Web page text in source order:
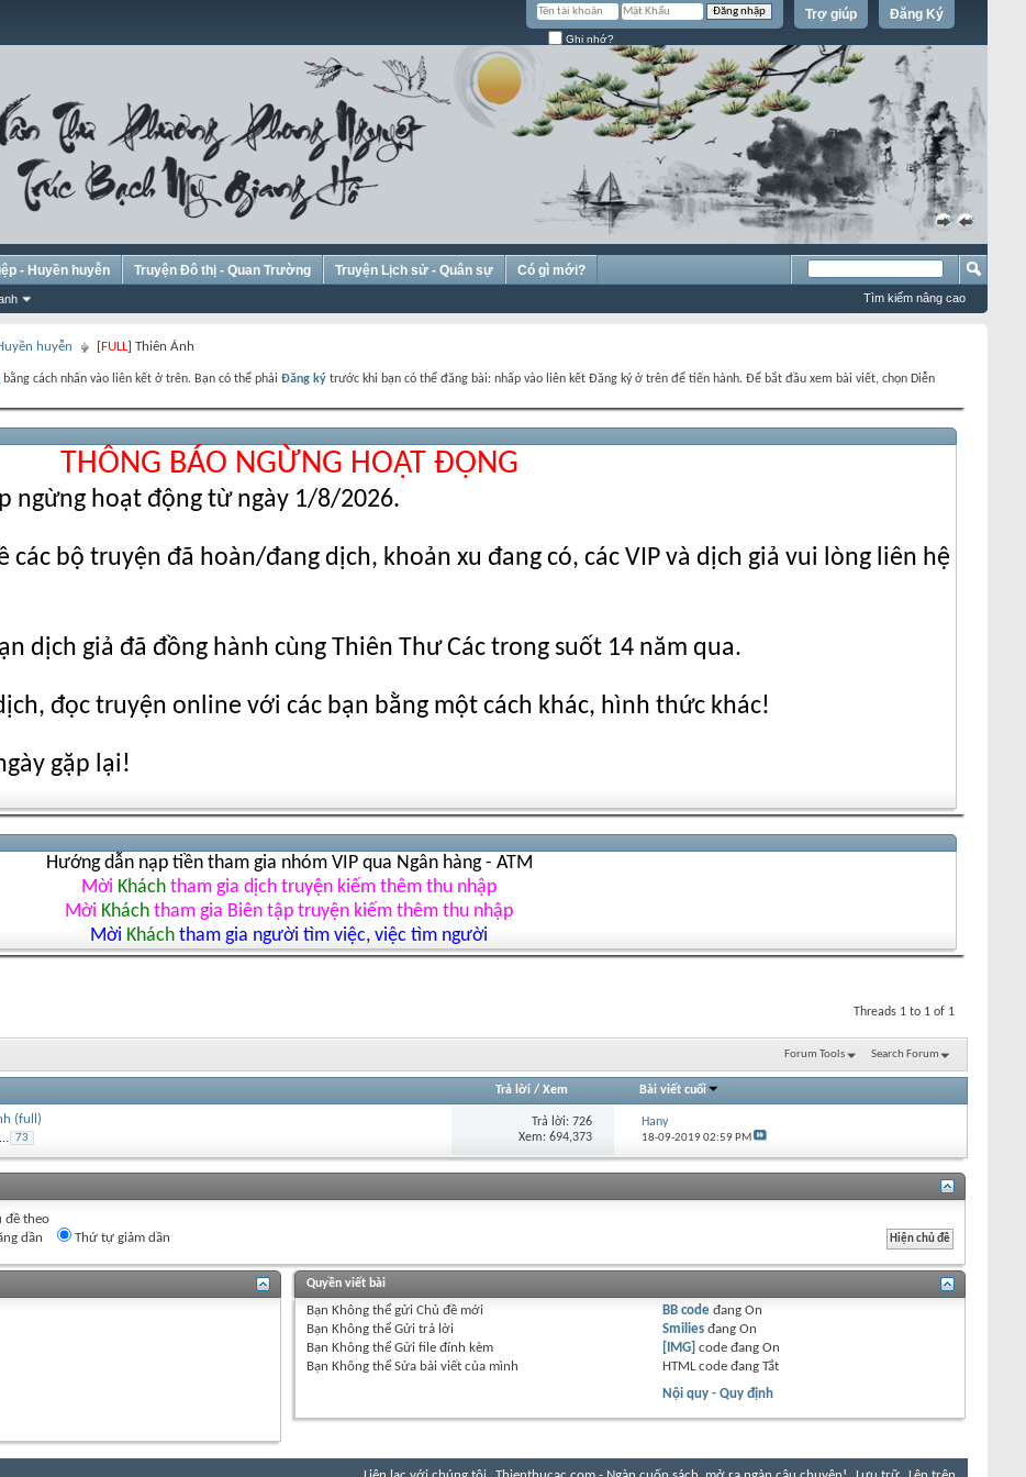
Đăng Ký
Trợ giúp
Ghi nhớ?
«
»
- Huyền huyễn Truyện Đô thị - Quan Trường Truyện Lịch sử - Quân sự Có gì mới?
Tìm kiếm nâng cao
huyễn [FULL] Thiên Ảnh
bằng cách nhấn vào liên kết ở trên. Bạn có thể phải Đăng ký trước khi bạn có thể đăng bài: nhấp vào liên kết Đăng ký ở trên để tiến hành. Để bắt đầu xem bài viết, chọn Diễn
THÔNG BÁO NGỪNG HOẠT ĐỘNG
ngừng hoạt động từ ngày 1/8/2026.
bộ truyện đã hoàn/đang dịch, khoản xu đang có, các VIP và dịch giả vui lòng liên hệ
dịch giả đã đồng hành cùng Thiên Thư Các trong suốt 14 năm qua.
đọc truyện online với các bạn bằng một cách khác, hình thức khác!
gặp lại!
Hướng dẫn nạp tiền tham gia nhóm VIP qua Ngân hàng - ATM
Mời Khách tham gia dịch truyện kiếm thêm thu nhập
Mời Khách tham gia Biên tập truyện kiếm thêm thu nhập
Mời Khách tham gia người tìm việc, việc tìm người
Threads 1 to 1 of 1
Forum Tools Search Forum
Trả lời /Xem Bài viết cuối
(full)
... 73
Trả lời: 726
Xem: 694,373
Hany
18-09-201902:59 PM
đề theo
dần
Thứ tự giảm dần
Quyền viết bài
BạnKhông thể gửi Chủ đề mới
BạnKhông thể Gửi trả lời
BạnKhông thể Gửi file đính kèm
BạnKhông thể Sửa bài viết của mình
BB code đang On
Smilies đang On
[IMG] code đang On
HTML code đang Tắt
Nội quy - Quy định